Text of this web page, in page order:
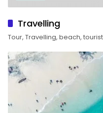
Travelling
Tour, Travelling, beach,